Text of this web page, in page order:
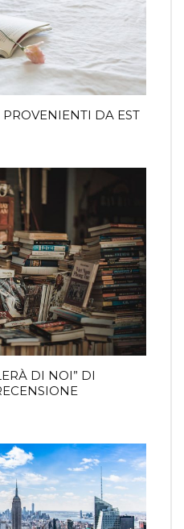
PROVENIENTI DA EST
DI NOI” DI